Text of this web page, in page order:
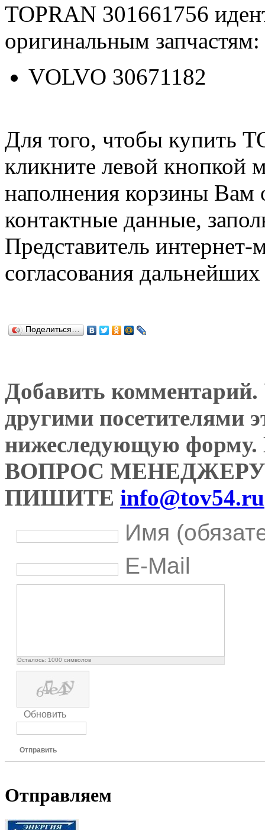
TOPRAN 301661756
оригинальным запчастям:
VOLVO 30671182
Для того, чтобы купить
кликните левой
наполнения корзины Вам
контактные данные,
Представитель
согласования
Поделиться…
Добавить комментарий.
другими посетителями
нижеследующую
ВОПРОС
ПИШИТЕ info@tov54.ru
Имя
E-Mail
Осталось: 1000 символов
Обновить
Отправить
Отправляем